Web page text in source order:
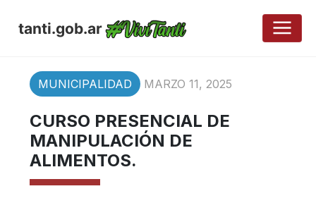
tanti.gob.ar
MUNICIPALIDAD MARZO 11, 2025
CURSO PRESENCIAL DE
MANIPULACIÓN DE
ALIMENTOS.